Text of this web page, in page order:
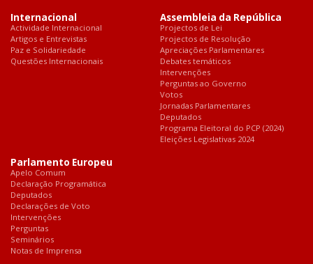
Internacional
Actividade Internacional
Artigos e Entrevistas
Paz e Solidariedade
Questões Internacionais
Assembleia da República
Projectos de Lei
Projectos de Resolução
Apreciações Parlamentares
Debates temáticos
Intervenções
Perguntas ao Governo
Votos
Jornadas Parlamentares
Deputados
Programa Eleitoral do PCP (2024)
Eleições Legislativas 2024
Parlamento Europeu
Apelo Comum
Declaração Programática
Deputados
Declarações de Voto
Intervenções
Perguntas
Seminários
Notas de Imprensa